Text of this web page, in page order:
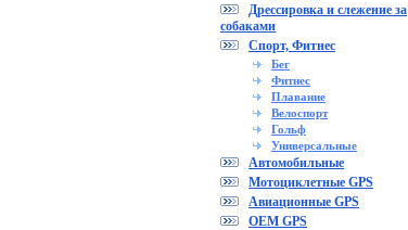
Дрессировка и слежение за
собаками
Спорт, Фитнес
Бег
Фитнес
Плавание
Велоспорт
Гольф
Универсальные
Автомобильные
Мотоциклетные GPS
Авиационные GPS
OEM GPS